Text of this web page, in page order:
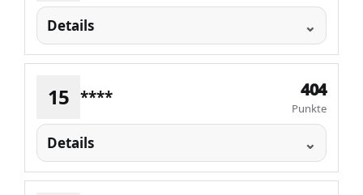
Details
15 **** 404
Punkte
Details